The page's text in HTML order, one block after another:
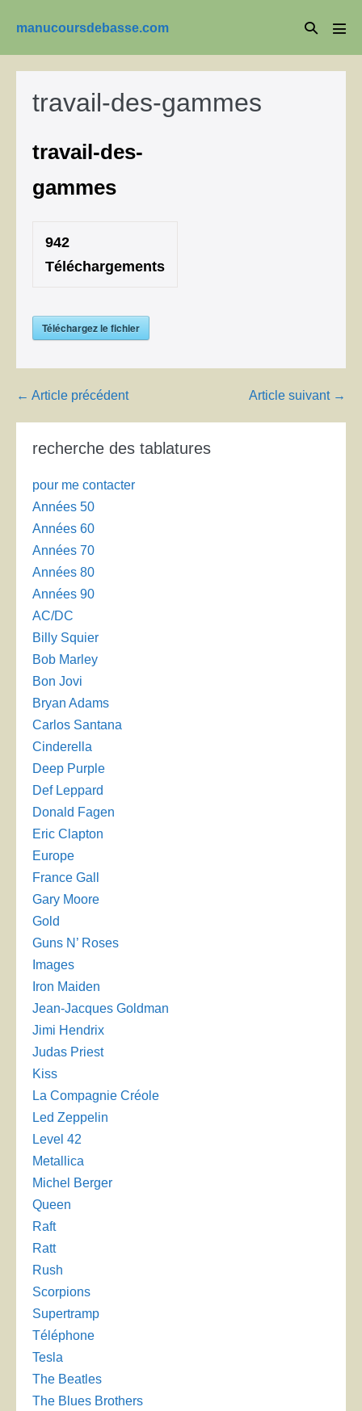
contenu
manucoursdebasse.com
Basculer
recherche
le
travail-des-gammes
travail-des-
gammes
942
Téléchargements
Téléchargez le fichier
Navigation
← Article précédent Article suivant →
recherche des tablatures
pour me contacter
Années 50
Années 60
Années 70
Années 80
Années 90
AC/DC
Billy Squier
Bob Marley
Bon Jovi
Bryan Adams
Carlos Santana
Cinderella
Deep Purple
Def Leppard
Donald Fagen
Eric Clapton
Europe
France Gall
Gary Moore
Gold
Guns N’ Roses
Images
Iron Maiden
Jean-Jacques Goldman
Jimi Hendrix
Judas Priest
Kiss
La Compagnie Créole
Led Zeppelin
Level 42
Metallica
Michel Berger
Queen
Raft
Ratt
Rush
Scorpions
Supertramp
Téléphone
Tesla
The Beatles
The Blues Brothers